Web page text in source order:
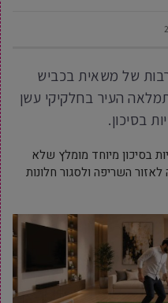
של משאית בכביש
העיר בחלקיקי עשן
בסיכון.
בסיכון מיוחד מומלץ שלא
השריפה ולסגור חלונות